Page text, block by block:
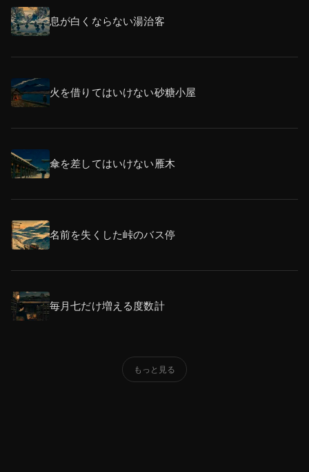
息が白くならない湯治客
火を借りてはいけない砂糖小屋
傘を差してはいけない雁木
名前を失くした峠のバス停
毎月七だけ増える度数計
もっと見る